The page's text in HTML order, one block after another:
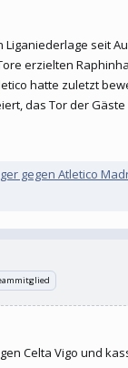
seit
erzielten Raphinha
hatte zuletzt
das Tor der
gegen Atletico
Celta Vigo und